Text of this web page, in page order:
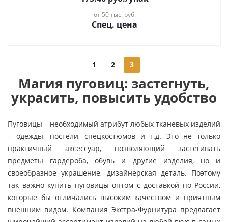
от 50 тыс. руб.
Спец. цена
1 2 3
Магия пуговиц: застегнуть,
украсить, повысить удобство
Пуговицы – необходимый атрибут любых тканевых изделий
– одежды, постели, спецкостюмов и т.д. Это не только
практичный аксессуар, позволяющий застегивать
предметы гардероба, обувь и другие изделия, но и
своеобразное украшение, дизайнерская деталь. Поэтому
так важно купить пуговицы оптом с доставкой по России,
которые бы отличались высоким качеством и приятным
внешним видом. Компания Экстра-Фурнитура предлагает